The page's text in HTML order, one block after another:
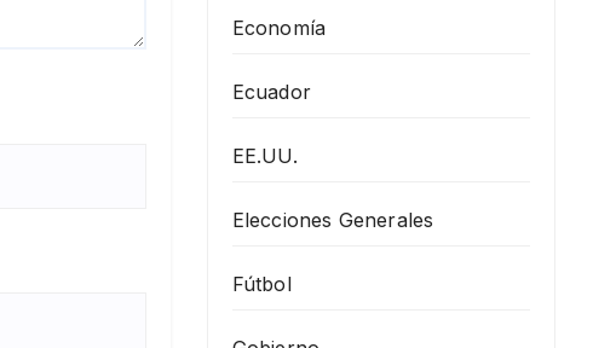
Economía
Ecuador
EE.UU.
Elecciones Generales
Fútbol